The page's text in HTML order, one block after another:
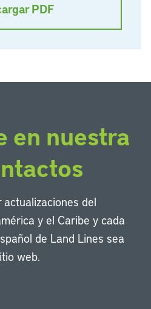
PDF
en nuestra
del
y el Caribe y cada
de Land Lines sea
web.